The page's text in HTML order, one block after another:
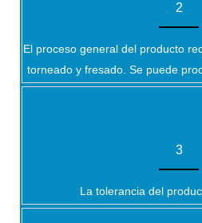
2
El proceso general del producto
torneado y fresado. Se puede
3
La tolerancia del